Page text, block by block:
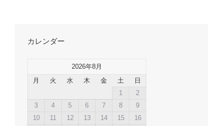
カレンダー
2026年8月
月
火 水 木 金 土
日
1
2
3
4 5 6 7 8
9
10
11 12 13 14 15
16